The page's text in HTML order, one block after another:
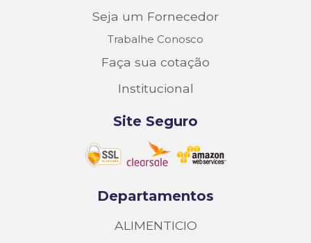
Seja um Fornecedor
Trabalhe Conosco
Faça sua cotação
Institucional
Site Seguro
Departamentos
ALIMENTICIO